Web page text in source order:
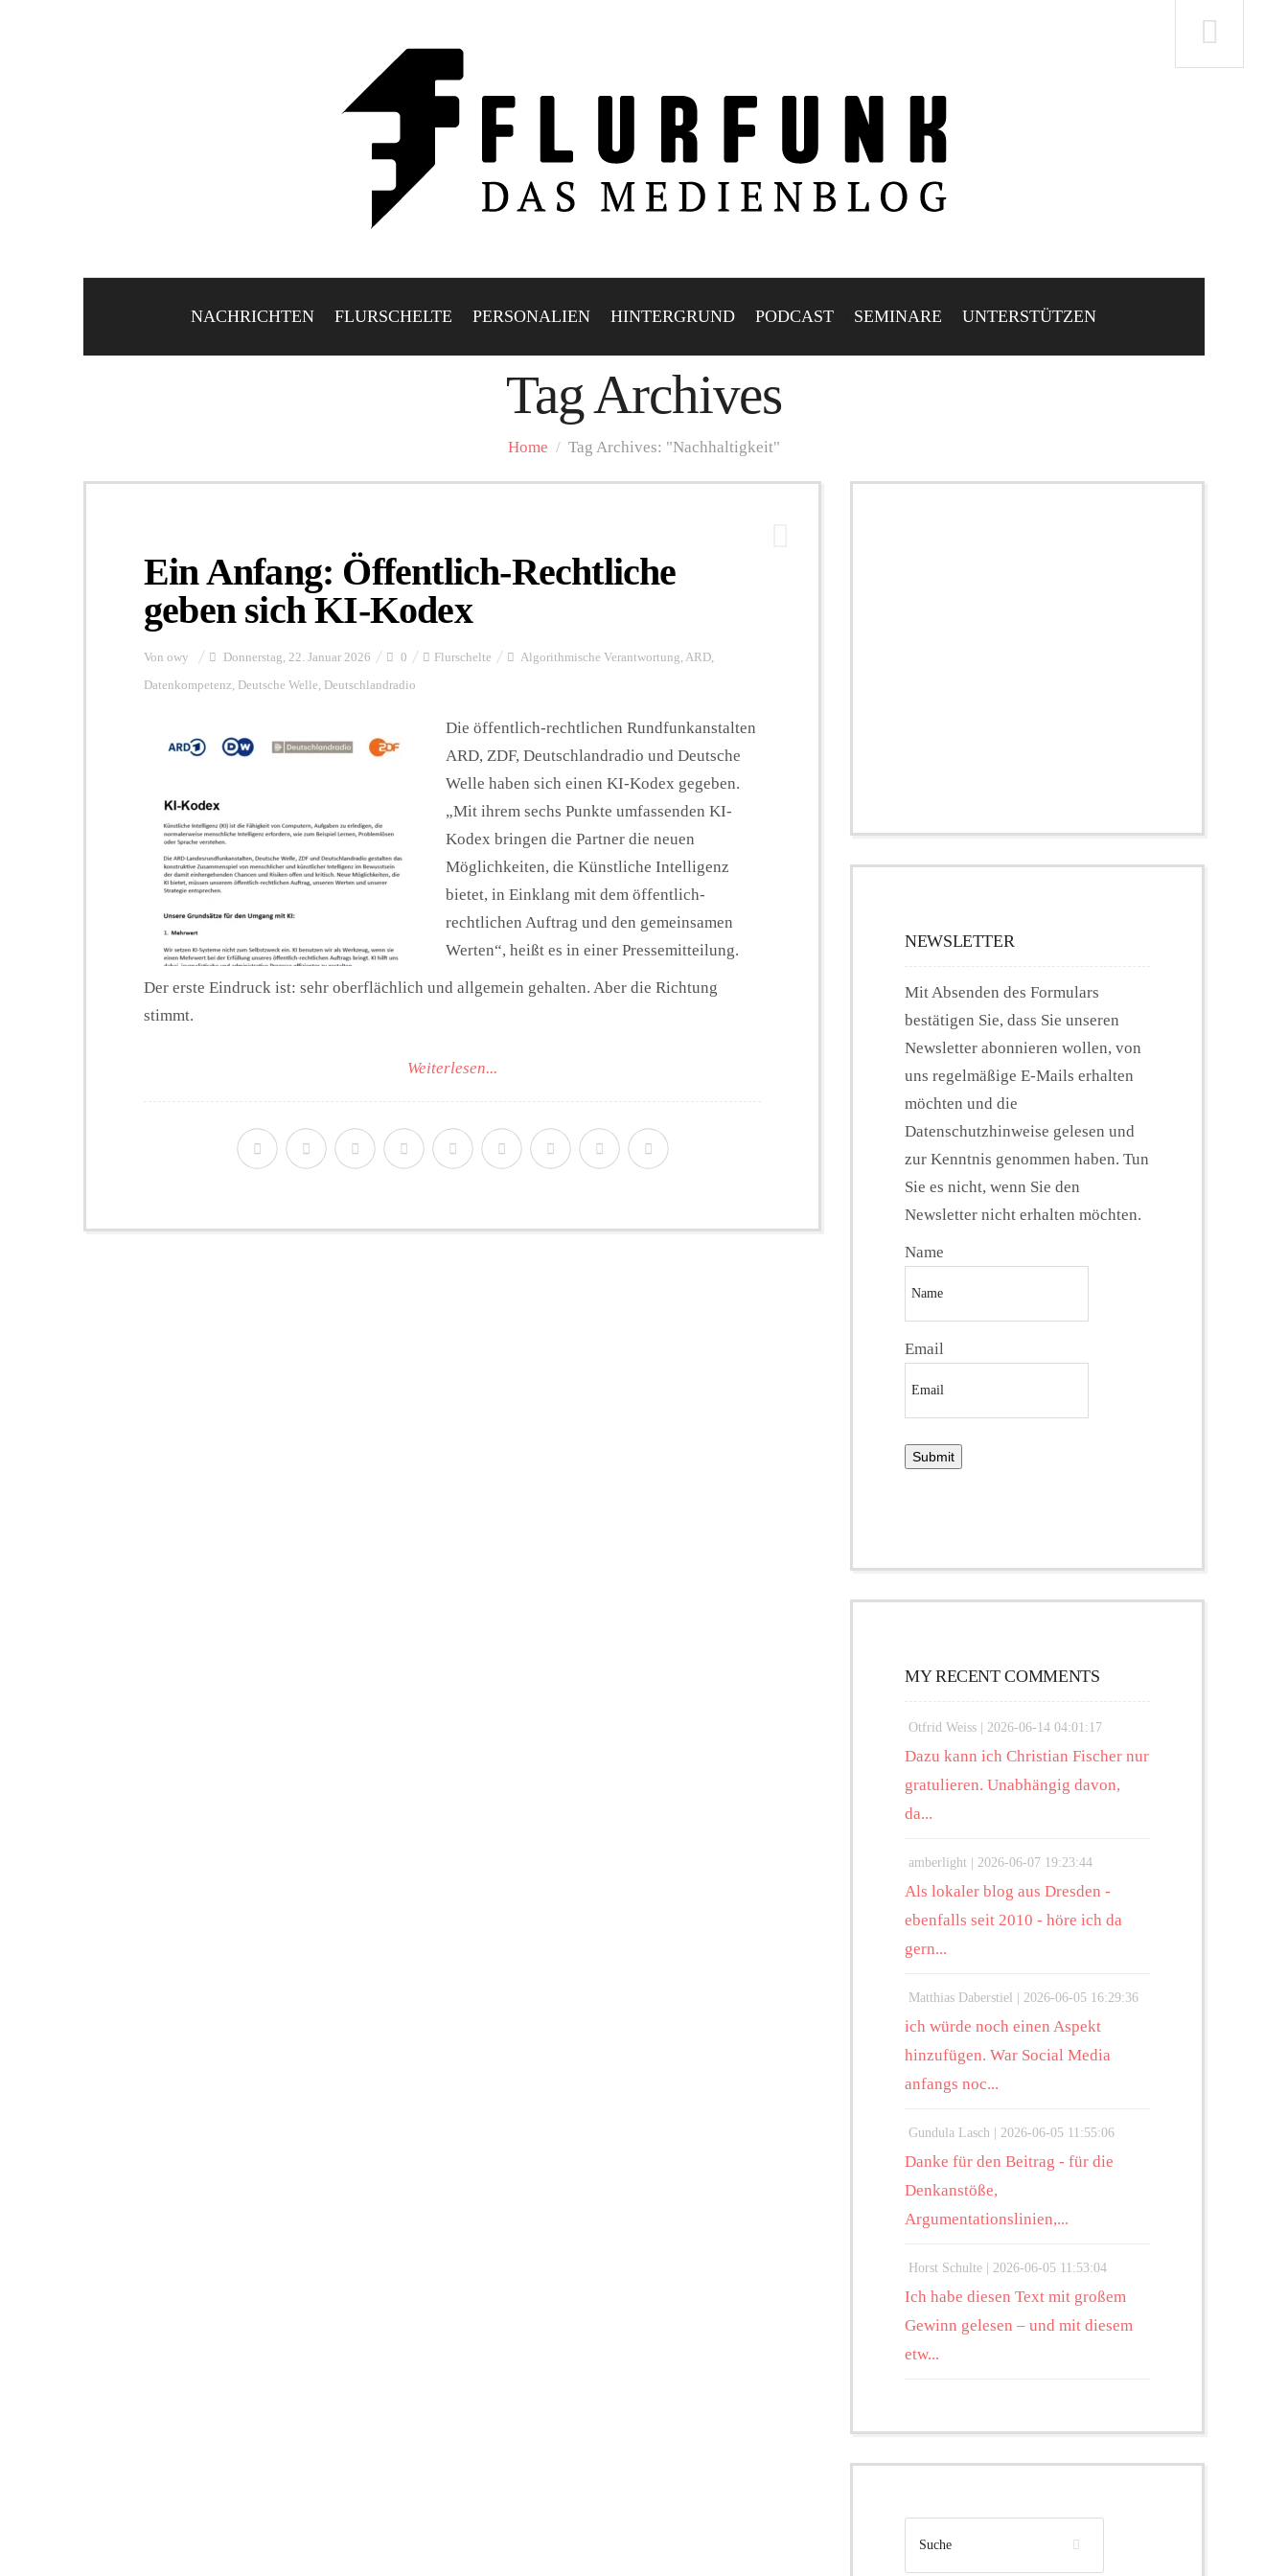
NACHRICHTEN FLURSCHELTE PERSONALIEN HINTERGRUND PODCAST SEMINARE UNTERSTÜTZEN
Tag Archives
Home / Tag Archives: "Nachhaltigkeit"
Ein Anfang: Öffentlich-Rechtliche
geben sich KI-Kodex
Von owy Donnerstag, 22. Januar 2026 0 Flurschelte Algorithmische Verantwortung, ARD,
Datenkompetenz, Deutsche Welle, Deutschlandradio
Die öffentlich-rechtlichen Rundfunkanstalten
ARD, ZDF, Deutschlandradio und Deutsche
Welle haben sich einen KI-Kodex gegeben.
„Mit ihrem sechs Punkte umfassenden KI-
Kodex bringen die Partner die neuen
Möglichkeiten, die Künstliche Intelligenz
bietet, in Einklang mit dem öffentlich-
rechtlichen Auftrag und den gemeinsamen
Werten“, heißt es in einer Pressemitteilung.
Der erste Eindruck ist: sehr oberflächlich und allgemein gehalten. Aber die Richtung
stimmt.
Weiterlesen...
NEWSLETTER
Mit Absenden des Formulars
bestätigen Sie, dass Sie unseren
Newsletter abonnieren wollen, von
uns regelmäßige E-Mails erhalten
möchten und die
Datenschutzhinweise gelesen und
zur Kenntnis genommen haben. Tun
Sie es nicht, wenn Sie den
Newsletter nicht erhalten möchten.
Name
Email
MY RECENT COMMENTS
Otfrid Weiss | 2026-06-14 04:01:17
Dazu kann ich Christian Fischer nur
gratulieren. Unabhängig davon,
da...
amberlight | 2026-06-07 19:23:44
Als lokaler blog aus Dresden -
ebenfalls seit 2010 - höre ich da
gern...
Matthias Daberstiel | 2026-06-05 16:29:36
ich würde noch einen Aspekt
hinzufügen. War Social Media
anfangs noc...
Gundula Lasch | 2026-06-05 11:55:06
Danke für den Beitrag - für die
Denkanstöße,
Argumentationslinien,...
Horst Schulte | 2026-06-05 11:53:04
Ich habe diesen Text mit großem
Gewinn gelesen – und mit diesem
etw...